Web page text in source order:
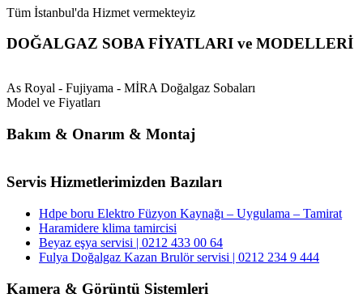
Tüm İstanbul'da Hizmet vermekteyiz
DOĞALGAZ SOBA FİYATLARI ve MODELLERİ
As Royal - Fujiyama - MİRA Doğalgaz Sobaları
Model ve Fiyatları
Bakım & Onarım & Montaj
Servis Hizmetlerimizden Bazıları
Hdpe boru Elektro Füzyon Kaynağı – Uygulama – Tamirat
Haramidere klima tamircisi
Beyaz eşya servisi | 0212 433 00 64
Fulya Doğalgaz Kazan Brulör servisi | 0212 234 9 444
Kamera & Görüntü Sistemleri